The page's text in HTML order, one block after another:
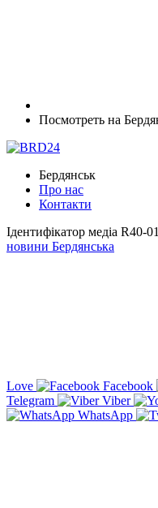
Посмотреть на
Бердянськ
Про нас
Контакти
Ідентифікатор медіа R40-
новини Бердянська
Love
Facebook
Telegram
Viber
WhatsApp